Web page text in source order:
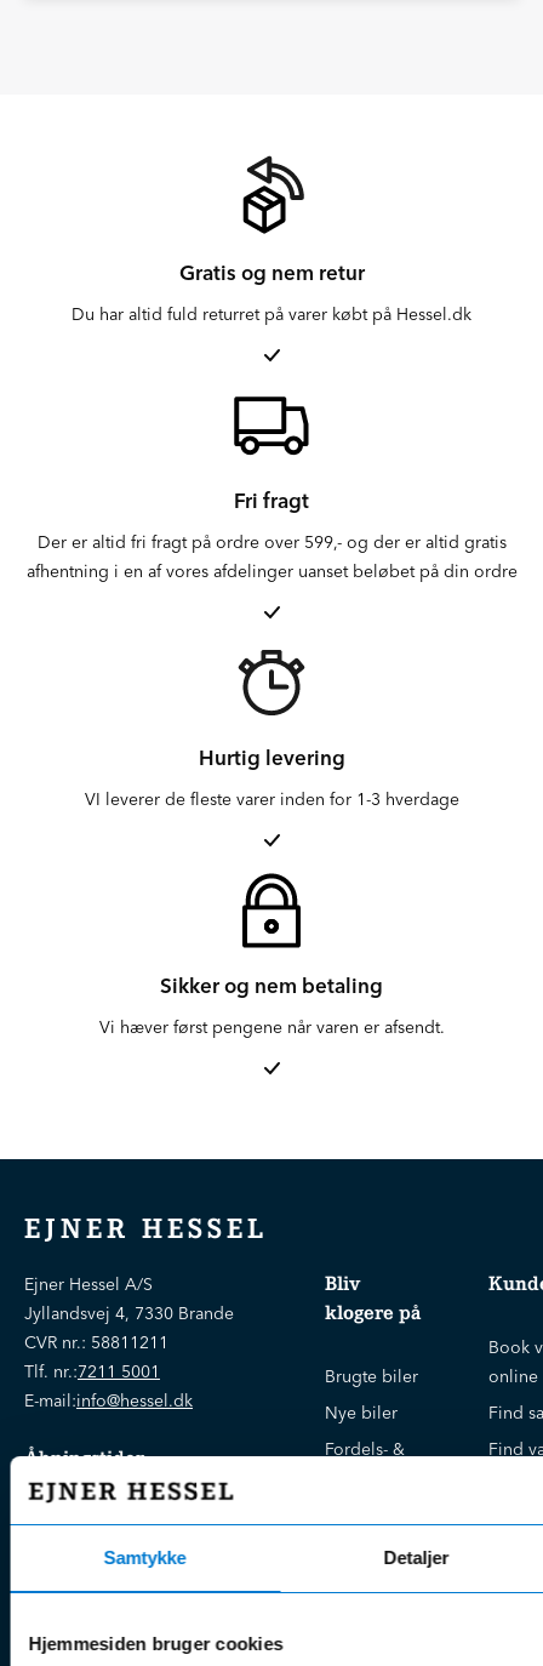
Samtykke Detaljer
Hjemmesiden bruger cookies
Gratis og nem retur
Du har altid fuld returret på varer købt på Hessel.dk
Fri fragt
Der er altid fri fragt på ordre over 599,- og der er altid gratis
afhentning i en af vores afdelinger uanset beløbet på din ordre
Hurtig levering
VI leverer de fleste varer inden for 1-3 hverdage
Sikker og nem betaling
Vi hæver først pengene når varen er afsendt.
EJNER HESSEL
Ejner Hessel A/S
Jyllandsvej 4, 7330 Brande
CVR nr.: 58811211
Tlf. nr.:7211 5001
E-mail:info@hessel.dk
Åbningstider
Man - Fre:
07.30 - 17.30
Weekend:
Bliv
klogere på
Brugte biler
Nye biler
Fordels- &
Book
online
Find
Find